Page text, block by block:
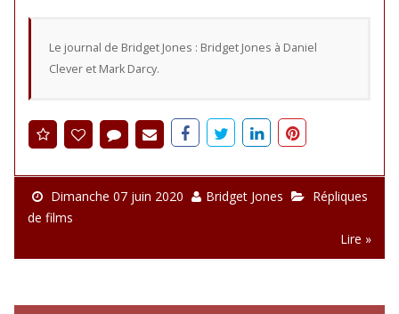
Le journal de Bridget Jones : Bridget Jones à Daniel
Clever et Mark Darcy.
Dimanche 07 juin 2020 Bridget Jones
Répliques
de films
Lire »